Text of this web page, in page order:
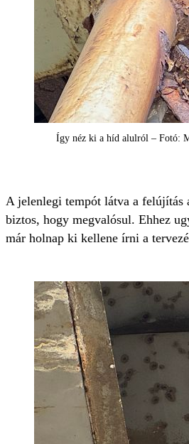
Így néz ki a híd alulról – Fotó:
A jelenlegi tempót látva a felújítás
biztos, hogy megvalósul. Ehhez
már holnap ki kellene írni a